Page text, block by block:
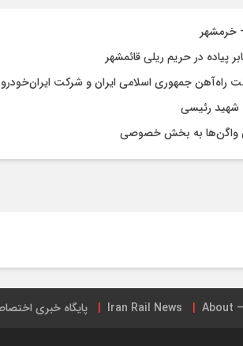
– خرمشهر
پیاده در حریم ریلی قائمشهر
راه‌آهن جمهوری اسلامی ایران و شرکت
شهید رئیسی
واگن‌ها به بخش خصوصی
About
Iran Rail News پایگاه خبری